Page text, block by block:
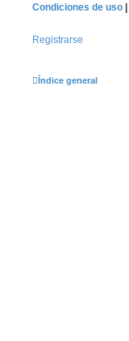
Condiciones de uso |
Registrarse
Índice general